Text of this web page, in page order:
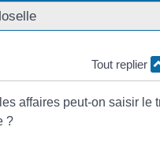
Tout replier
affaires peut-on saisir le
?